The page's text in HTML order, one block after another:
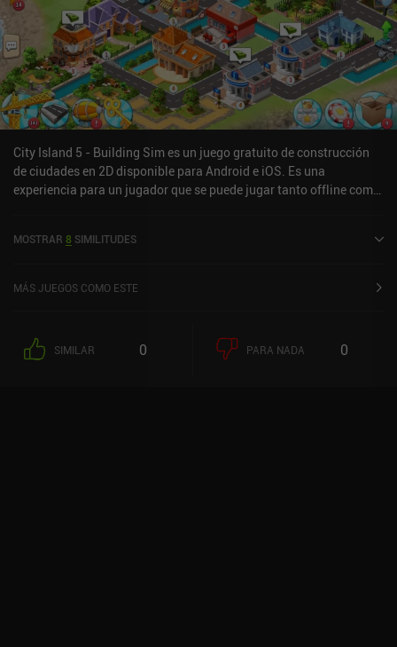
City Island 5 - Building Sim es un juego gratuito de construcción
de ciudades en 2D disponible para Android e iOS. Es una
experiencia para un jugador que se puede jugar tanto offline como
Google Play y de 4,7 sobre 5,0 en la App Store de iOS.
MOSTRAR 8 SIMILITUDES
MÁS JUEGOS COMO ESTE
SIMILAR 0 PARA NADA 0